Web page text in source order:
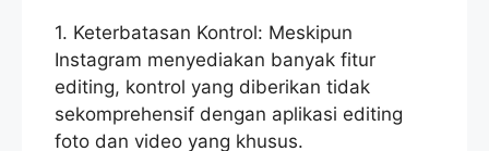
1. Keterbatasan Kontrol: Meskipun
Instagram menyediakan banyak fitur
editing, kontrol yang diberikan tidak
sekomprehensif dengan aplikasi editing
foto dan video yang khusus.